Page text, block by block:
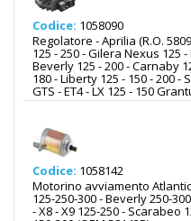
Codice: 1058090
Regolatore - Aprilia (R.O.
125 - 250 - Gilera Nexus 125
Beverly 125 - 200 - Carnaby
180 - Liberty 125 - 150 - 200 -
GTS - ET4 - LX 125 - 150
Codice: 1058142
Motorino avviamento
125-250-300 - Beverly 250-
- X8 - X9 125-250 - Scarabeo